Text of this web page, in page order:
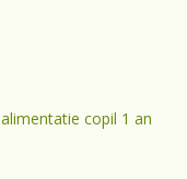
alimentatie copil 1 an